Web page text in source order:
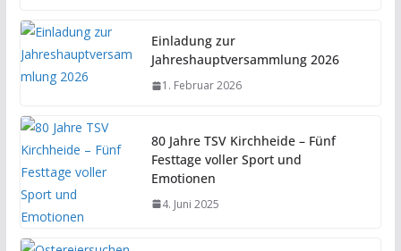
Einladung zur
Jahreshauptversammlung 2026
1. Februar 2026
80 Jahre TSV Kirchheide – Fünf
Festtage voller Sport und
Emotionen
4. Juni 2025